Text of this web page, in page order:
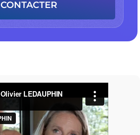
CONTACTER